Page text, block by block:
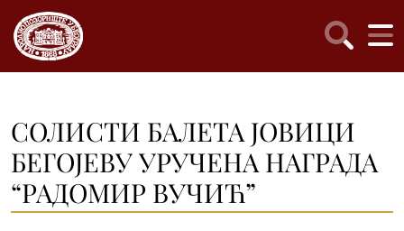
СОЛИСТИ БАЛЕТА ЈОВИЦИ
БЕГОЈЕВУ УРУЧЕНА НАГРАДА
“РАДОМИР ВУЧИЋ”